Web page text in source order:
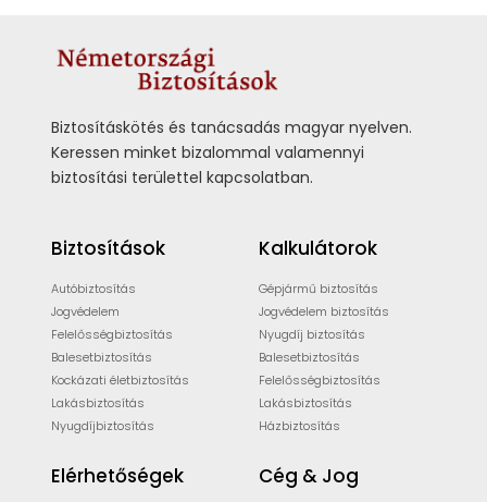
Biztosításkötés és tanácsadás magyar nyelven.
Keressen minket bizalommal valamennyi
biztosítási területtel kapcsolatban.
Biztosítások
Autóbiztosítás
Jogvédelem
Felelősségbiztosítás
Balesetbiztosítás
Kockázati életbiztosítás
Lakásbiztosítás
Nyugdíjbiztosítás
Kalkulátorok
Gépjármű biztosítás
Jogvédelem biztosítás
Nyugdíj biztosítás
Balesetbiztosítás
Felelősségbiztosítás
Lakásbiztosítás
Házbiztosítás
Elérhetőségek Cég & Jog